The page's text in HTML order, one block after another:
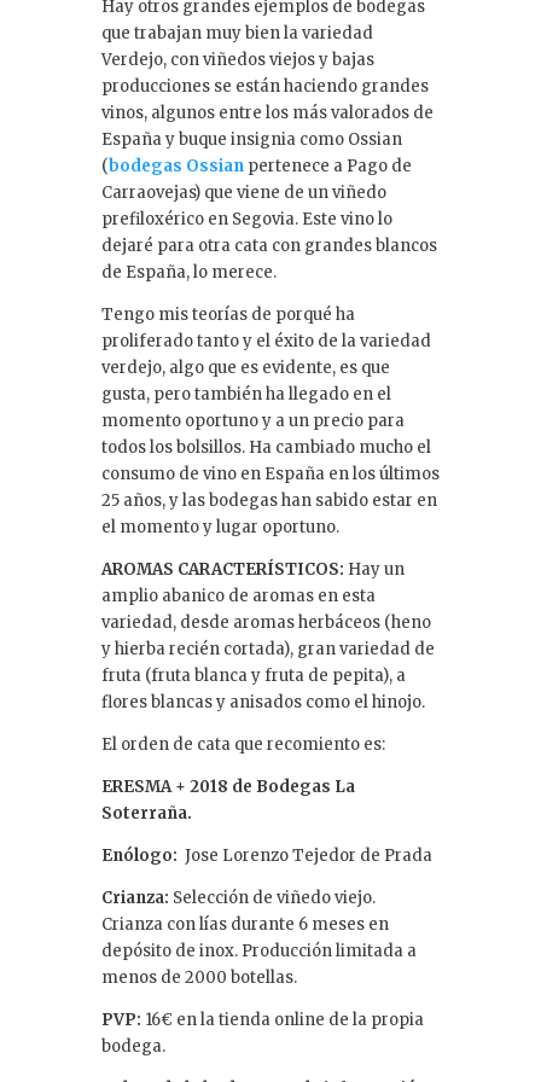
Hay otros grandes ejemplos de bodegas
que trabajan muy bien la variedad
Verdejo, con viñedos viejos y bajas
producciones se están haciendo grandes
vinos, algunos entre los más valorados de
España y buque insignia como Ossian
(bodegas Ossian pertenece a Pago de
Carraovejas) que viene de un viñedo
prefiloxérico en Segovia. Este vino lo
dejaré para otra cata con grandes blancos
de España, lo merece.
Tengo mis teorías de porqué ha
proliferado tanto y el éxito de la variedad
verdejo, algo que es evidente, es que
gusta, pero también ha llegado en el
momento oportuno y a un precio para
todos los bolsillos. Ha cambiado mucho el
consumo de vino en España en los últimos
25 años, y las bodegas han sabido estar en
el momento y lugar oportuno.
AROMAS CARACTERÍSTICOS: Hay un
amplio abanico de aromas en esta
variedad, desde aromas herbáceos (heno
y hierba recién cortada), gran variedad de
fruta (fruta blanca y fruta de pepita), a
flores blancas y anisados como el hinojo.
El orden de cata que recomiento es:
ERESMA + 2018 de Bodegas La
Soterraña.
Enólogo: Jose Lorenzo Tejedor de Prada
Crianza: Selección de viñedo viejo.
Crianza con lías durante 6 meses en
depósito de inox. Producción limitada a
menos de 2000 botellas.
PVP: 16€ en la tienda online de la propia
bodega.